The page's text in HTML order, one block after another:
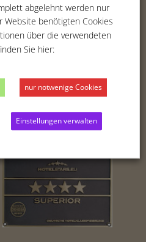
abgelehnt werden nur
Website benötigten Cookies
über die verwendeten
Sie hier:
nur notwenige Cookies
Einstellungen verwalten